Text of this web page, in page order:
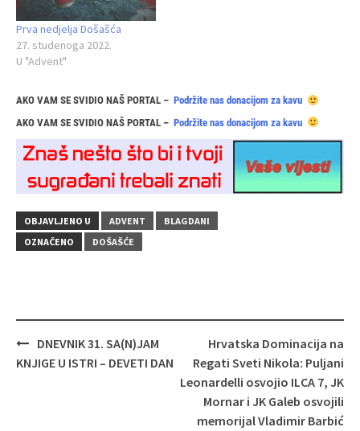
Prva nedjelja Došašća
27. studenoga 2022.
U "Advent"
AKO VAM SE SVIDIO NAŠ PORTAL – Podržite nas donacijom za kavu
AKO VAM SE SVIDIO NAŠ PORTAL – Podržite nas donacijom za kavu
OBJAVLJENO U ADVENT
BLAGDANI
OZNAČENO
DOŠAŠĆE
Navigacija
objava
DNEVNIK 31. SA(N)JAM
KNJIGE U ISTRI – DEVETI DAN
Hrvatska Dominacija na
Regati Sveti Nikola: Puljani
Leonardelli osvojio ILCA 7, JK
Mornar i JK Galeb osvojili
memorijal Vladimir Barbić